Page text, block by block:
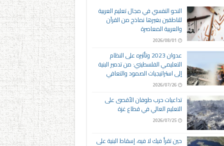
النحو النفسي في مجال تعليم العربية
للناطقين بغيرها نماذج من القرآن
والعربية المعاصرة
2026/08/01
عدوان 2023 وتأثيره على النظام
التعليمي الفلسطيني: من تدمير البنية
إلى استراتيجيات الصمود والتعافي
2026/07/26
تداعيات حرب طوفان الأقصى على
التعليم العالي في قطاع غزة
2026/07/25
حين تقرأ فيك لا فيه، إسقاط البنية على